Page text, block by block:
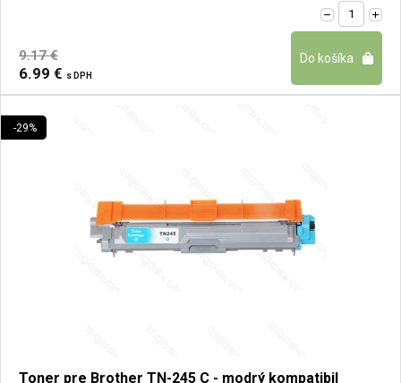
9.17 €
6.99 € s DPH
-29%
Toner pre Brother TN-245 C - modrý kompatibil